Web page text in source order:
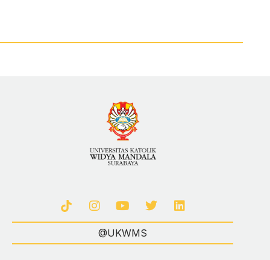
@UKWMS